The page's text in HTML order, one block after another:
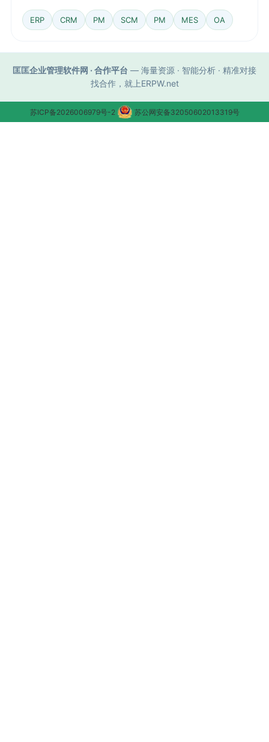
ERP CRM PM SCM PM MES OA
匡匡企业管理软件网 · 合作平台 — 海量资源 · 智能分析 · 精准对接
找合作，就上ERPW.net
苏ICP备2026006979号-2 苏公网安备32050602013319号